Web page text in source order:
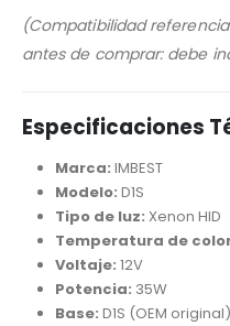
(Compatibilidad
antes de comprar: debe
Especificaciones
Marca: IMBEST
Modelo: D1S
Tipo de luz: Xenon HID
Temperatura de
Voltaje: 12V
Potencia: 35W
Base: D1S (OEM original)